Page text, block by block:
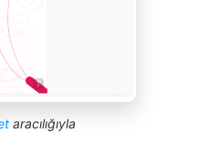
aracılığıyla